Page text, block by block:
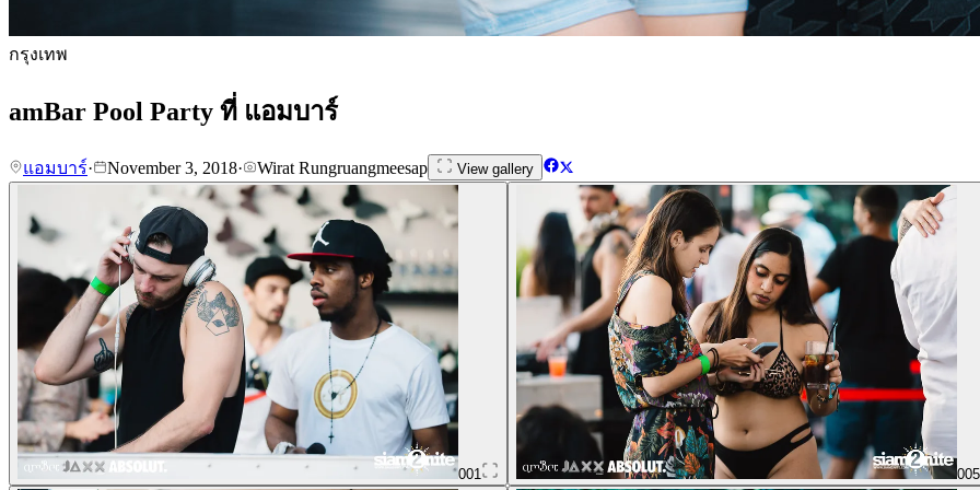
กรุงเทพ
amBar Pool Party ที่ แอมบาร์
แอมบาร์· November 3, 2018· Wirat Rungruangmeesap View gallery
001 005